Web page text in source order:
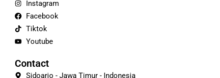
Instagram
Facebook
Tiktok
Youtube
Contact
Sidoarjo - Jawa Timur - Indonesia